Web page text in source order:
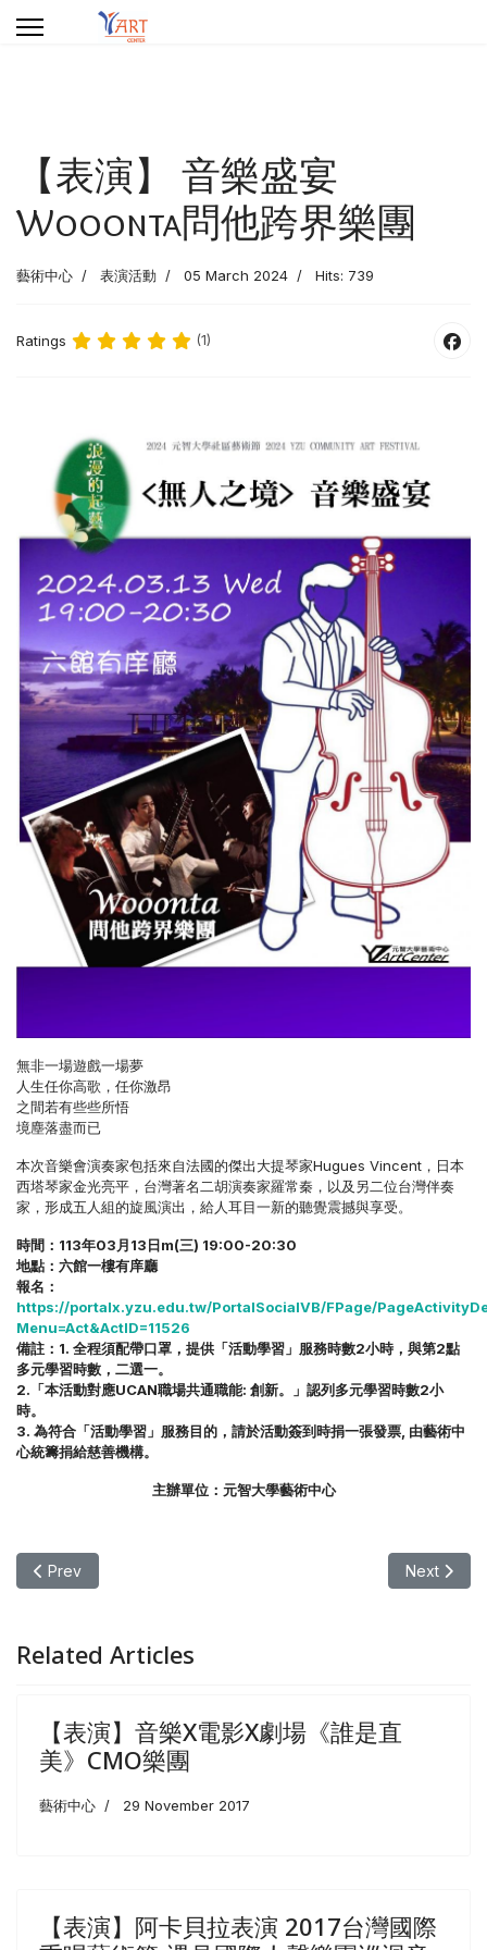
【表演】 音樂盛宴
Wooonta問他跨界樂團
藝術中心 表演活動 05 March 2024 Hits: 739
Ratings (1)
無非一場遊戲一場夢
人生任你高歌，任你激昂
之間若有些些所悟
境塵落盡而已
本次音樂會演奏家包括來自法國的傑出大提琴家Hugues Vincent，日本
西塔琴家金光亮平，台灣著名二胡演奏家羅常秦，以及另二位台灣伴奏
家，形成五人組的旋風演出，給人耳目一新的聽覺震撼與享受。
時間：113年03月13日m(三) 19:00-20:30
地點：六館一樓有庠廳
報名：
https://portalx.yzu.edu.tw/PortalSocialVB/FPage/
Menu=Act&ActID=11526
備註：1. 全程須配帶口罩，提供「活動學習」服務時數2小時，與第2點
多元學習時數，二選一。
2.「本活動對應UCAN職場共通職能: 創新。」認列多元學習時數2小
時。
3. 為符合「活動學習」服務目的，請於活動簽到時捐一張發票, 由藝術中
心統籌捐給慈善機構。
主辦單位：元智大學藝術中心
Previous article: 【表演】鼓聲之道Way of Life | 印度塔布拉鼓大
Prev Next
Next
Related Articles
【表演】音樂X電影X劇場《誰是直
美》CMO樂團
藝術中心 29 November 2017
【表演】阿卡貝拉表演 ​2017台灣國際